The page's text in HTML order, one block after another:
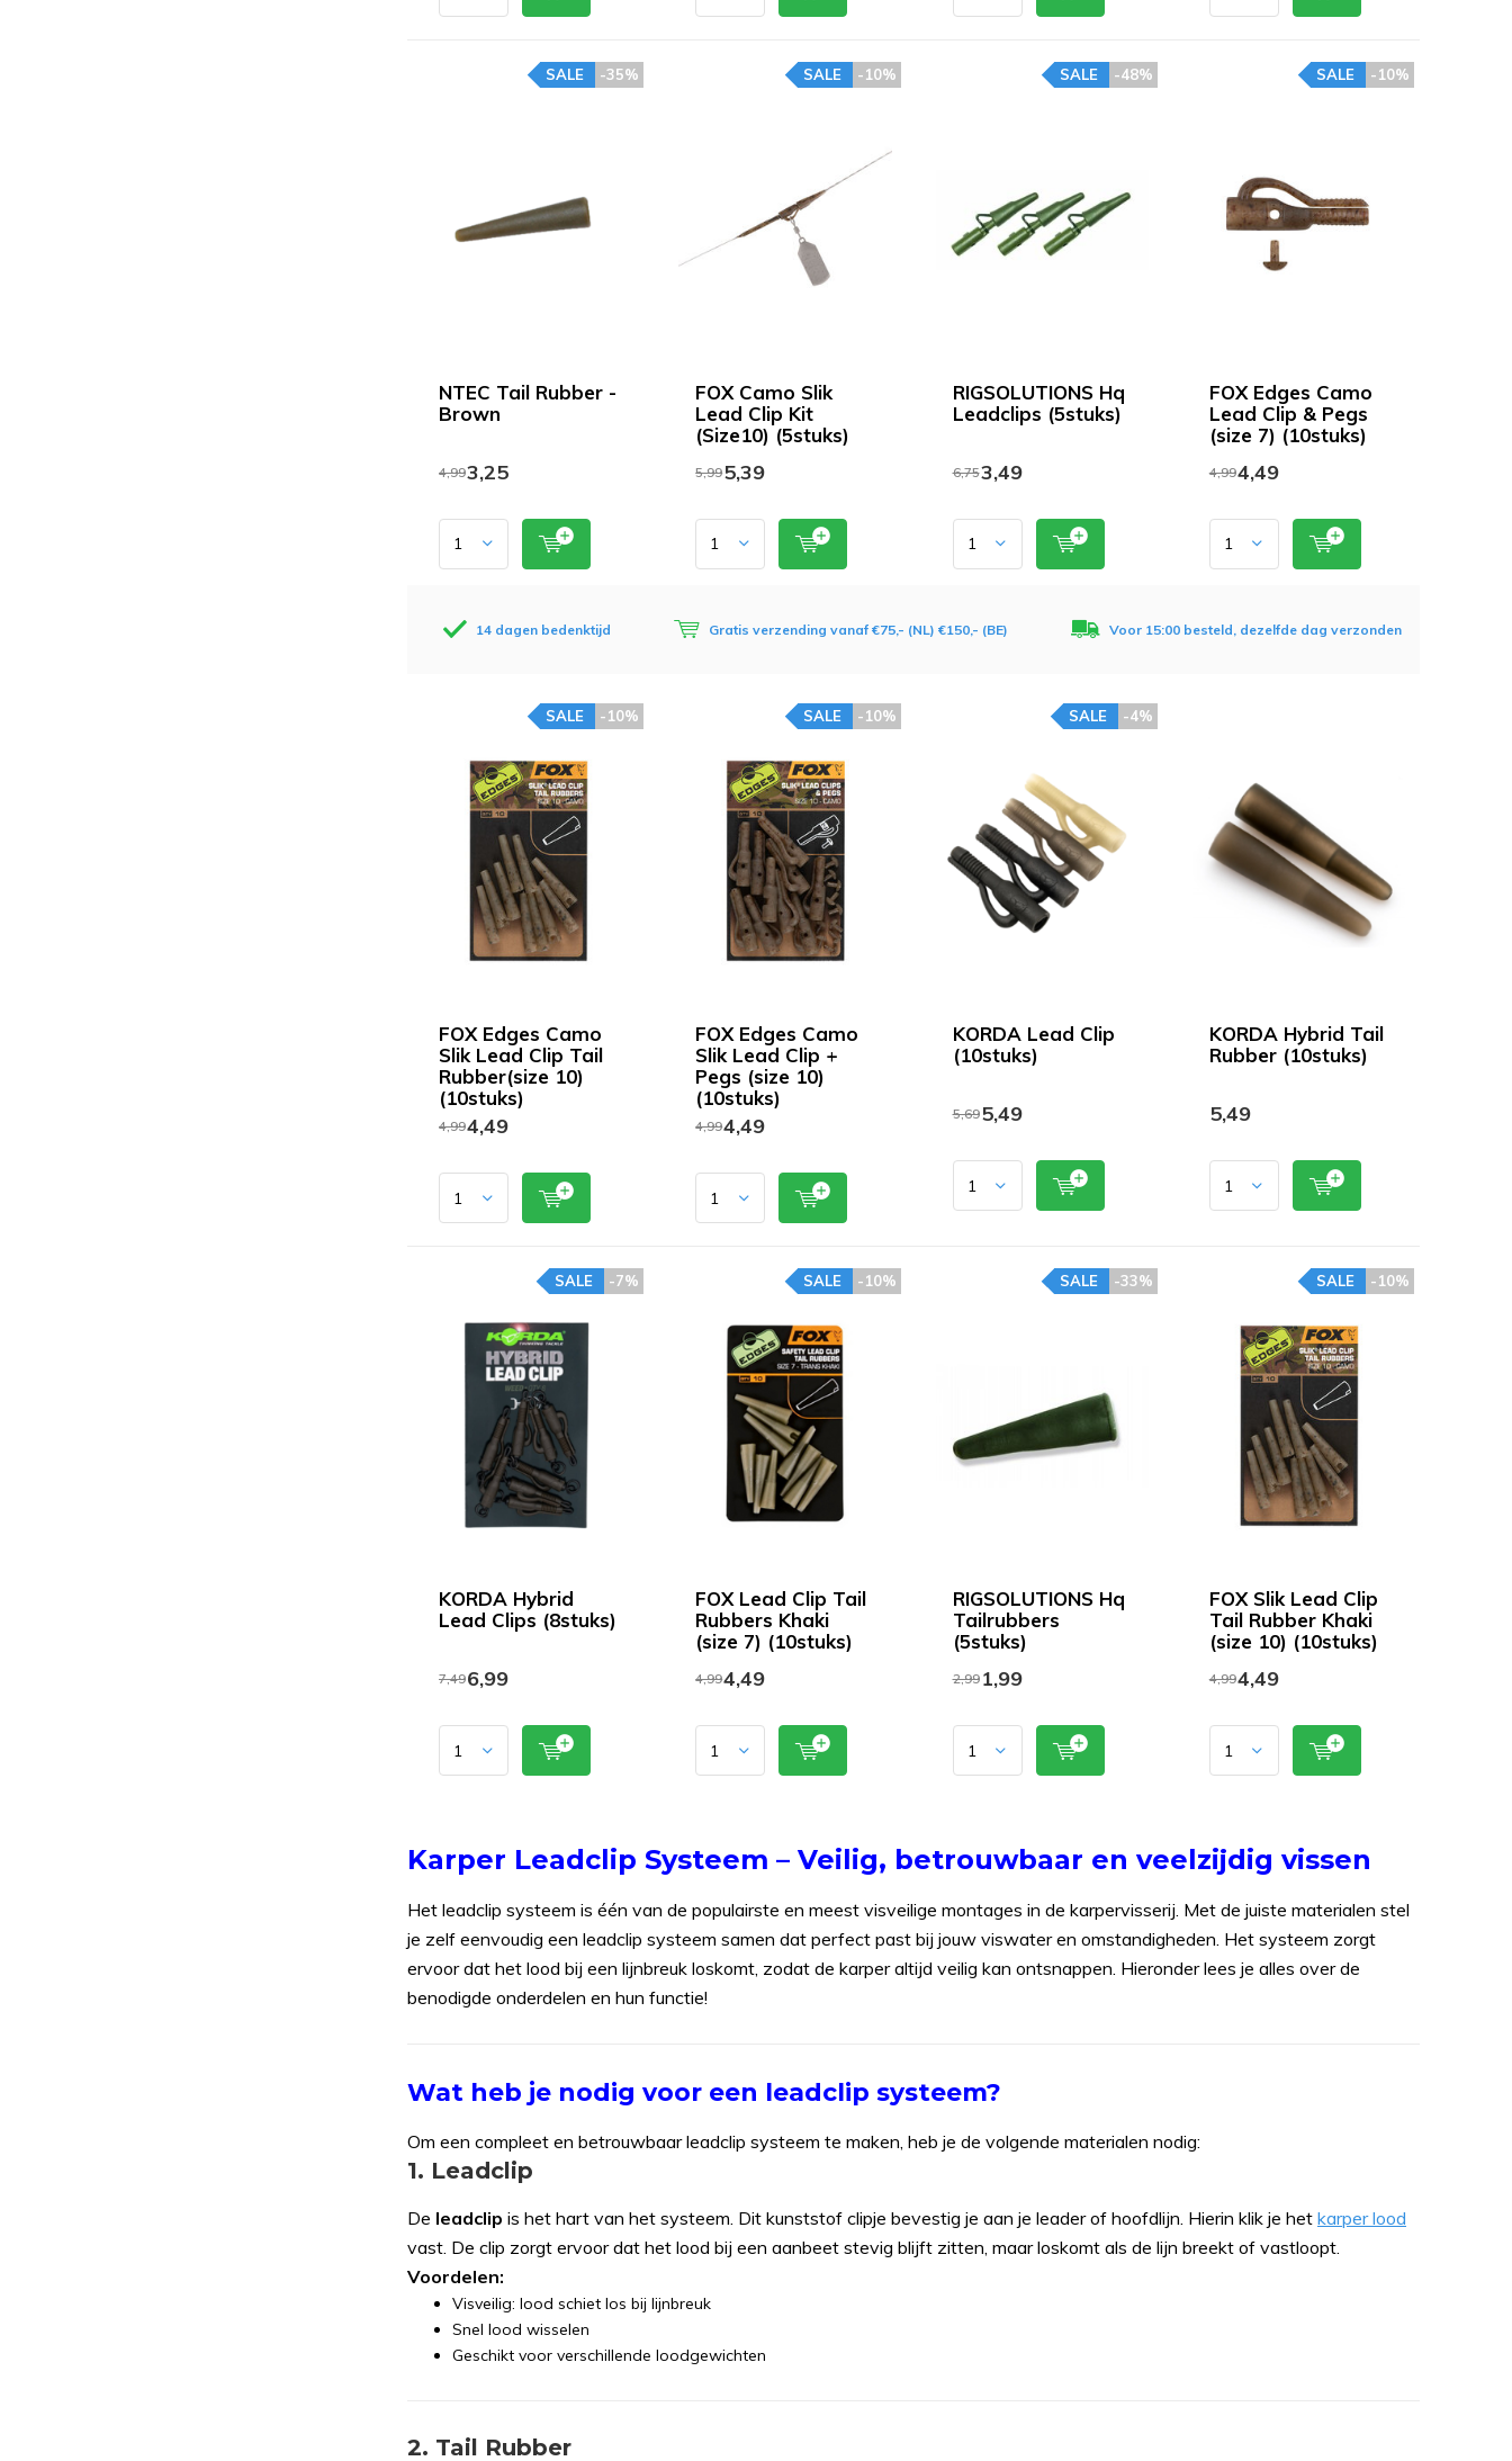
NTEC Tail Rubber -
Brown
-35%
SALE
4,993,25
FOX Camo Slik
Lead Clip Kit
(Size10) (5stuks)
-10%
SALE
5,995,39
RIGSOLUTIONS Hq
Leadclips (5stuks)
-48%
SALE
6,753,49
FOX Edges Camo
Lead Clip & Pegs
(size 7) (10stuks)
-10%
SALE
4,994,49
14 dagen bedenktijd Gratis verzending vanaf €75,- (NL) €150,- (BE) Voor 15:00 besteld, dezelfde dag verzonden
FOX Edges Camo
Slik Lead Clip Tail
Rubber(size 10)
(10stuks)
-10%
SALE
4,994,49
FOX Edges Camo
Slik Lead Clip +
Pegs (size 10)
(10stuks)
-10%
SALE
4,994,49
KORDA Lead Clip
(10stuks)
-4%
SALE
5,695,49
KORDA Hybrid Tail
Rubber (10stuks)
5,49
KORDA Hybrid
Lead Clips (8stuks)
-7%
SALE
7,496,99
FOX Lead Clip Tail
Rubbers Khaki
(size 7) (10stuks)
-10%
SALE
4,994,49
RIGSOLUTIONS Hq
Tailrubbers
(5stuks)
-33%
SALE
2,991,99
FOX Slik Lead Clip
Tail Rubber Khaki
(size 10) (10stuks)
-10%
SALE
4,994,49
Karper Leadclip Systeem – Veilig, betrouwbaar en veelzijdig vissen
Het leadclip systeem is één van de populairste en meest visveilige montages in de karpervisserij. Met de juiste materialen stel
je zelf eenvoudig een leadclip systeem samen dat perfect past bij jouw viswater en omstandigheden. Het systeem zorgt
ervoor dat het lood bij een lijnbreuk loskomt, zodat de karper altijd veilig kan ontsnappen. Hieronder lees je alles over de
benodigde onderdelen en hun functie!
Wat heb je nodig voor een leadclip systeem?
Om een compleet en betrouwbaar leadclip systeem te maken, heb je de volgende materialen nodig:
1. Leadclip
De leadclip is het hart van het systeem. Dit kunststof clipje bevestig je aan je leader of hoofdlijn. Hierin klik je het karper lood
vast. De clip zorgt ervoor dat het lood bij een aanbeet stevig blijft zitten, maar loskomt als de lijn breekt of vastloopt.
Voordelen:
Visveilig: lood schiet los bij lijnbreuk
Snel lood wisselen
Geschikt voor verschillende loodgewichten
2. Tail Rubber